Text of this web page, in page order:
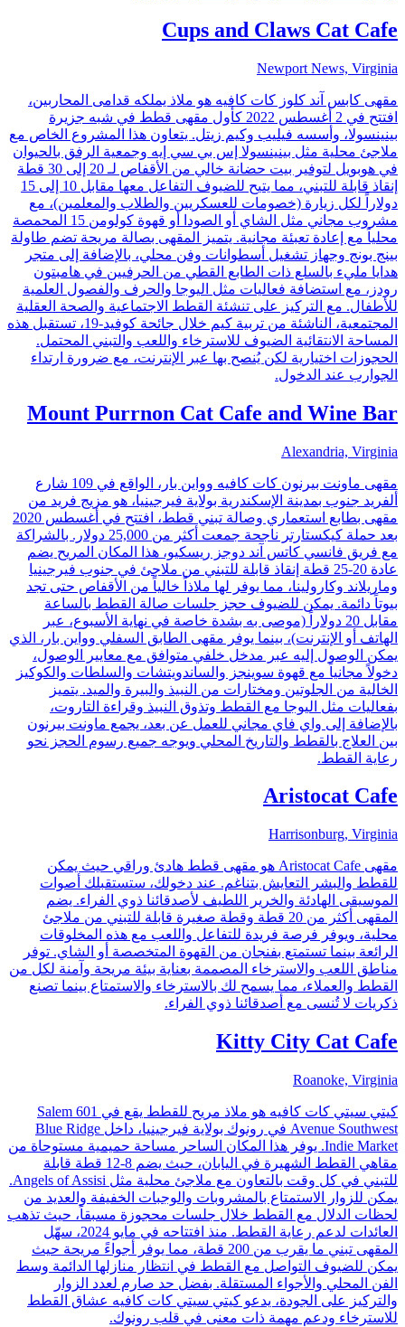
Cups and Claws Cat Cafe
Newport News, Virginia
مقهى كابس آند كلوز كات كافيه هو ملاذ يملكه قدامى المحاربين،
افتتح في 2 أغسطس 2022 كأول مقهى قطط في شبه جزيرة
بينينسولا، وأسسه فيليب وكيم زيتل. يتعاون هذا المشروع الخاص مع
ملاجئ محلية مثل بينينسولا إس بي سي إيه وجمعية الرفق بالحيوان
في هوبويل لتوفير بيت حضانة خالي من الأقفاص لـ 20 إلى 30 قطة
إنقاذ قابلة للتبني، مما يتيح للضيوف التفاعل معها مقابل 10 إلى 15
دولاراً لكل زيارة (خصومات للعسكريين والطلاب والمعلمين)، مع
مشروب مجاني مثل الشاي أو الصودا أو قهوة كولومن 15 المحمصة
محلياً مع إعادة تعبئة مجانية. يتميز المقهى بصالة مريحة تضم طاولة
بينج بونج وجهاز تشغيل أسطوانات وفن محلي، بالإضافة إلى متجر
هدايا مليء بالسلع ذات الطابع القطي من الحرفيين في هامبتون
رودز، مع استضافة فعاليات مثل اليوجا والحرف والفصول العلمية
للأطفال. مع التركيز على تنشئة القطط الاجتماعية والصحة العقلية
المجتمعية، الناشئة من تربية كيم خلال جائحة كوفيد-19، تستقبل هذه
المساحة الانتقائية الضيوف للاسترخاء واللعب والتبني المحتمل.
الحجوزات اختيارية لكن يُنصح بها عبر الإنترنت، مع ضرورة ارتداء
الجوارب عند الدخول.
Mount Purrnon Cat Cafe and Wine Bar
Alexandria, Virginia
مقهى ماونت بيرنون كات كافيه وواين بار، الواقع في 109 شارع
ألفريد جنوب بمدينة الإسكندرية بولاية فيرجينيا، هو مزيج فريد من
مقهى بطابع استعماري وصالة تبني قطط، افتتح في أغسطس 2020
بعد حملة كيكستارتر ناجحة جمعت أكثر من 25,000 دولار. بالشراكة
مع فريق فانسي كاتس آند دوجز ريسكيو، هذا المكان المريح يضم
عادة 20-25 قطة إنقاذ قابلة للتبني من ملاجئ في جنوب فيرجينيا
وماريلاند وكارولينا، مما يوفر لها ملاذاً خالياً من الأقفاص حتى تجد
بيوتاً دائمة. يمكن للضيوف حجز جلسات صالة القطط بالساعة
مقابل 20 دولاراً (موصى به بشدة خاصة في نهاية الأسبوع، عبر
الهاتف أو الإنترنت)، بينما يوفر مقهى الطابق السفلي وواين بار، الذي
يمكن الوصول إليه عبر مدخل خلفي متوافق مع معايير الوصول،
دخولاً مجانياً مع قهوة سوينجز والساندويتشات والسلطات والكوكيز
الخالية من الجلوتين ومختارات من النبيذ والبيرة والميد. يتميز
بفعاليات مثل اليوجا مع القطط وتذوق النبيذ وقراءة التاروت،
بالإضافة إلى واي فاي مجاني للعمل عن بعد، يجمع ماونت بيرنون
بين العلاج بالقطط والتاريخ المحلي ويوجه جميع رسوم الحجز نحو
رعاية القطط.
Aristocat Cafe
Harrisonburg, Virginia
مقهى Aristocat Cafe هو مقهى قطط هادئ وراقي حيث يمكن
للقطط والبشر التعايش بتناغم. عند دخولك، ستستقبلك أصوات
الموسيقى الهادئة والخرير اللطيف لأصدقائنا ذوي الفراء. يضم
المقهى أكثر من 20 قطة وقطة صغيرة قابلة للتبني من ملاجئ
محلية، ويوفر فرصة فريدة للتفاعل واللعب مع هذه المخلوقات
الرائعة بينما تستمتع بفنجان من القهوة المتخصصة أو الشاي. توفر
مناطق اللعب والاسترخاء المصممة بعناية بيئة مريحة وآمنة لكل من
القطط والعملاء، مما يسمح لك بالاسترخاء والاستمتاع بينما تصنع
ذكريات لا تُنسى مع أصدقائنا ذوي الفراء.
Kitty City Cat Cafe
Roanoke, Virginia
كيتي سيتي كات كافيه هو ملاذ مريح للقطط يقع في 601 Salem
Avenue Southwest في رونوك بولاية فيرجينيا، داخل Blue Ridge
Indie Market. يوفر هذا المكان الساحر مساحة حميمية مستوحاة من
مقاهي القطط الشهيرة في اليابان، حيث يضم 8-12 قطة قابلة
للتبني في كل وقت بالتعاون مع ملاجئ محلية مثل Angels of Assisi.
يمكن للزوار الاستمتاع بالمشروبات والوجبات الخفيفة والعديد من
لحظات الدلال مع القطط خلال جلسات محجوزة مسبقاً، حيث تذهب
العائدات لدعم رعاية القطط. منذ افتتاحه في مايو 2024، سهّل
المقهى تبني ما يقرب من 200 قطة، مما يوفر أجواءً مريحة حيث
يمكن للضيوف التواصل مع القطط في انتظار منازلها الدائمة وسط
الفن المحلي والأجواء المستقلة. بفضل حد صارم لعدد الزوار
والتركيز على الجودة، يدعو كيتي سيتي كات كافيه عشاق القطط
للاسترخاء ودعم مهمة ذات معنى في قلب رونوك.